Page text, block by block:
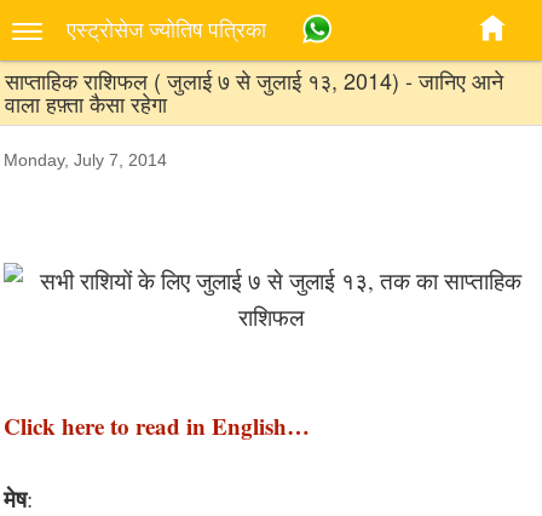
एस्‍ट्रोसेज ज्‍योतिष पत्रिका
साप्ताहिक राशिफल ( जुलाई ७ से जुलाई १३, 2014) - जानिए आने
वाला हफ़्ता कैसा रहेगा
Monday, July 7, 2014
Click here to read in English…
मेष: